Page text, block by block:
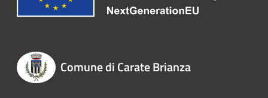
Comune di Carate Brianza